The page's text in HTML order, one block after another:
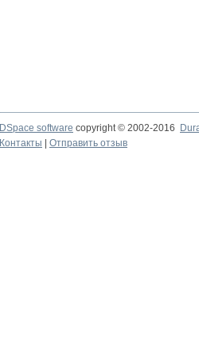
DSpace software copyright © 2002-2016
Контакты
Отправить отзыв